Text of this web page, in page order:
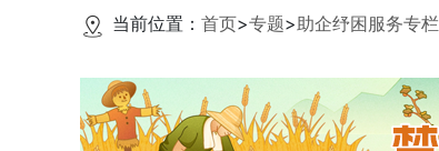
当前位置： 首页>专题>助企纾困服务专栏